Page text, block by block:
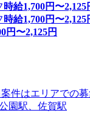
時給1,700円〜2,125
時給1,700円〜2,125
円〜2,125円
件はエリアでの募
園駅、佐賀駅